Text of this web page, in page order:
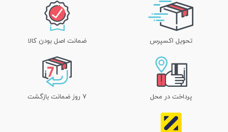
تحویل اکسپرس ضمانت اصل بودن کالا
پرداخت در محل ۷ روز ضمانت بازگشت